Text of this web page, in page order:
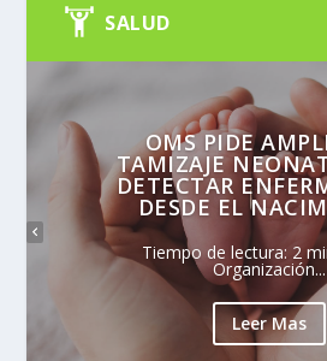
SALUD
OMS PIDE
TAMIZAJE
DETECTAR
DESDE EL
Tiempo de lectura: 2
Organización...
Leer Mas